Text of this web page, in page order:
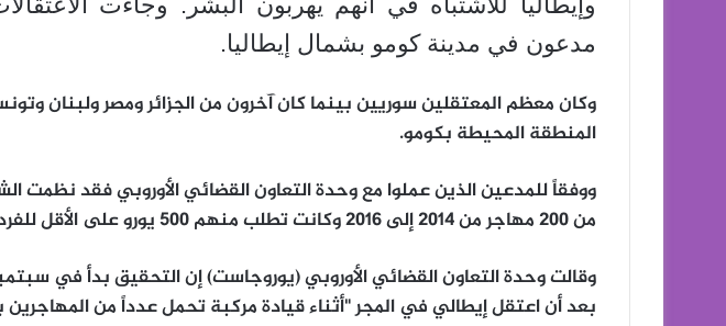
مدعون في مدينة كومو بشمال إيطاليا.
وكان معظم المعتقلين سوريين بينما كان آخرون من الجزائر ومصر ولبنان
المنطقة المحيطة بكومو.
ووفقاً للمدعين الذين عملوا مع وحدة التعاون القضائي الأوروبي فقد نظمت
من 200 مهاجر من 2014 إلى 2016 وكانت تطلب منهم 500 يورو على الأقل للفرد.
وقالت وحدة التعاون القضائي الأوروبي (يوروجاست) إن التحقيق بدأ في
بعد أن اعتقل إيطالي في المجر "أثناء قيادة مركبة تحمل عدداً من